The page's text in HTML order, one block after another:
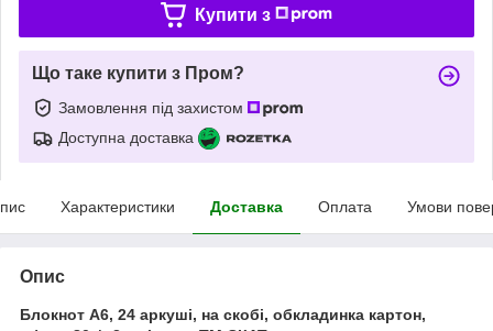
Купити з
Що таке купити з Пром?
Замовлення під захистом
Доступна доставка
Характеристики Доставка Оплата Умови
Опис
Блокнот А6, 24 аркуші, на скобі, обкладинка картон,